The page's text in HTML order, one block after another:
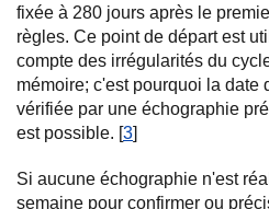
fixée à 280 jours après le
règles. Ce point de départ est
compte des irrégularités du
mémoire; c'est pourquoi la date
vérifiée par une échographie
est possible. [3]
Si aucune échographie n'est
semaine pour confirmer ou